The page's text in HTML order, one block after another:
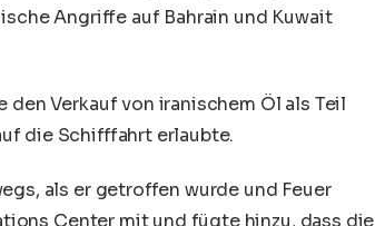
Angriffe auf Bahrain und Kuwait
den Verkauf von iranischem Öl als Teil
die Schifffahrt erlaubte.
als er getroffen wurde und Feuer